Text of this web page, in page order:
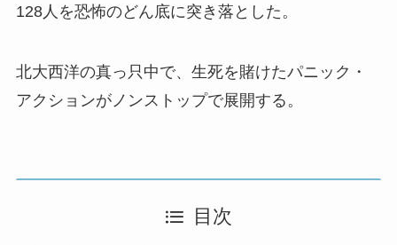
128人を恐怖のどん底に突き落とした。
北大西洋の真っ只中で、生死を賭けたパニック・
アクションがノンストップで展開する。
目次